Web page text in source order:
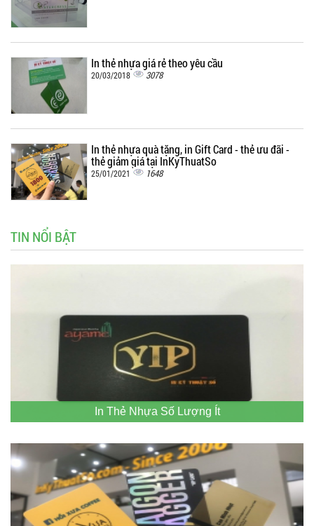
In thẻ nhựa giá rẻ theo yêu cầu
20/03/2018 3078
In thẻ nhựa quà tặng, in Gift Card - thẻ ưu đãi -
thẻ giảm giá tại InKyThuatSo
25/01/2021 1648
TIN NỔI BẬT
In Thẻ Nhựa Số Lượng Ít